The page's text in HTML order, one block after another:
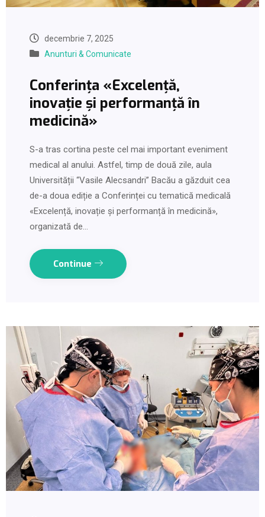
decembrie 7, 2025
Anunturi & Comunicate
Conferința «Excelență,
inovație și performanță în
medicină»
S-a tras cortina peste cel mai important eveniment
medical al anului. Astfel, timp de două zile, aula
Universității “Vasile Alecsandri” Bacău a găzduit cea
de-a doua ediție a Conferinței cu tematică medicală
«Excelență, inovație și performanță în medicină»,
organizată de…
Continue